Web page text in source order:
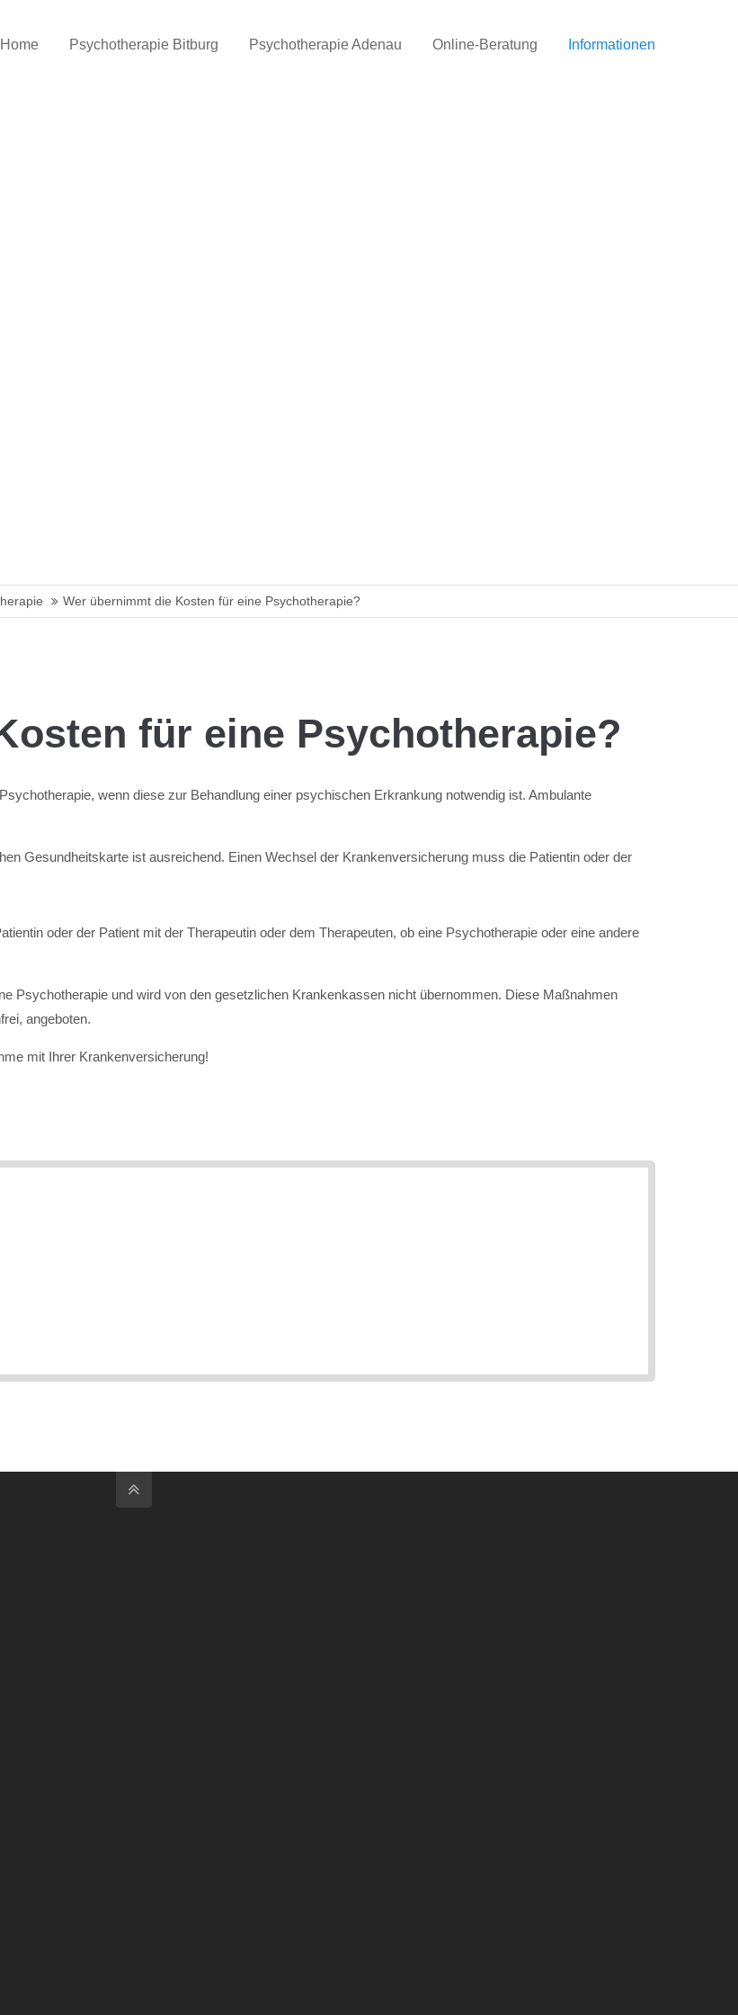
Home Psychotherapie Bitburg Psychotherapie Adenau Online-Beratung Informationen
Wer übernimmt die Kosten für eine Psychotherapie?
für eine Psychotherapie?
wenn diese zur Behandlung einer psychischen Erkrankung notwendig ist. Ambulante
Gesundheitskarte ist ausreichend. Einen Wechsel der Krankenversicherung muss die Patientin oder der
oder der Patient mit der Therapeutin oder dem Therapeuten, ob eine Psychotherapie oder eine andere
Psychotherapie und wird von den gesetzlichen Krankenkassen nicht übernommen. Diese Maßnahmen
angeboten.
mit Ihrer Krankenversicherung!